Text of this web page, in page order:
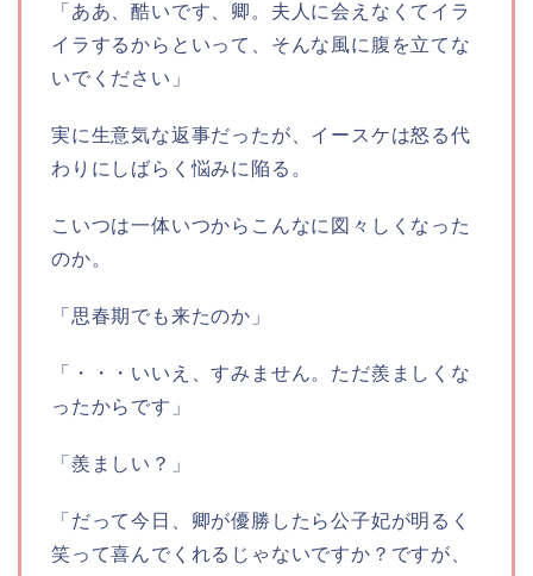
「ああ、酷いです、卿。夫人に会えなくてイラ
イラするからといって、そんな風に腹を立てな
いでください」
実に生意気な返事だったが、イースケは怒る代
わりにしばらく悩みに陥る。
こいつは一体いつからこんなに図々しくなった
のか。
「思春期でも来たのか」
「・・・いいえ、すみません。ただ羨ましくな
ったからです」
「羨ましい？」
「だって今日、卿が優勝したら公子妃が明るく
笑って喜んでくれるじゃないですか？ですが、